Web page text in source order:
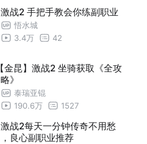
激战2 手把手教会你练副职业
悟水城
3.4万
42
【金昆】激战2 坐骑获取《全攻
略》
泰瑞亚锟
190.6万
1527
激战2每天一分钟传奇不用愁
，良心副职业推荐